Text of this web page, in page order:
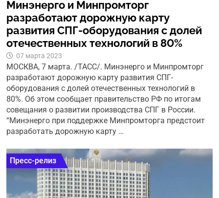
Минэнерго и Минпромторг
разработают дорожную карту
развития СПГ-оборудования с долей
отечественных технологий в 80%
07 марта 2023
МОСКВА, 7 марта. /ТАСС/. Минэнерго и Минпромторг
разработают дорожную карту развития СПГ-
оборудования с долей отечественных технологий в
80%. Об этом сообщает правительство РФ по итогам
совещания о развитии производства СПГ в России.
“Минэнерго при поддержке Минпромторга предстоит
разработать дорожную карту …
Пресс-релиз